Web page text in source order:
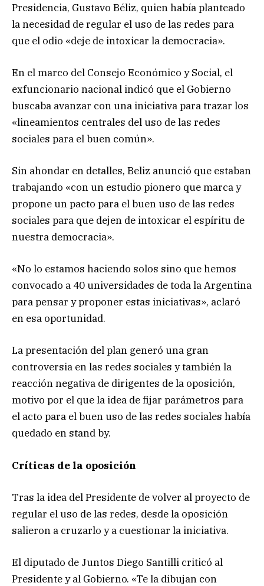
Presidencia, Gustavo Béliz, quien había planteado
la necesidad de regular el uso de las redes para
que el odio «deje de intoxicar la democracia».
En el marco del Consejo Económico y Social, el
exfuncionario nacional indicó que el Gobierno
buscaba avanzar con una iniciativa para trazar los
«lineamientos centrales del uso de las redes
sociales para el buen común».
Sin ahondar en detalles, Beliz anunció que estaban
trabajando «con un estudio pionero que marca y
propone un pacto para el buen uso de las redes
sociales para que dejen de intoxicar el espíritu de
nuestra democracia».
«No lo estamos haciendo solos sino que hemos
convocado a 40 universidades de toda la Argentina
para pensar y proponer estas iniciativas», aclaró
en esa oportunidad.
La presentación del plan generó una gran
controversia en las redes sociales y también la
reacción negativa de dirigentes de la oposición,
motivo por el que la idea de fijar parámetros para
el acto para el buen uso de las redes sociales había
quedado en stand by.
Críticas de la oposición
Tras la idea del Presidente de volver al proyecto de
regular el uso de las redes, desde la oposición
salieron a cruzarlo y a cuestionar la iniciativa.
El diputado de Juntos Diego Santilli criticó al
Presidente y al Gobierno. «Te la dibujan con